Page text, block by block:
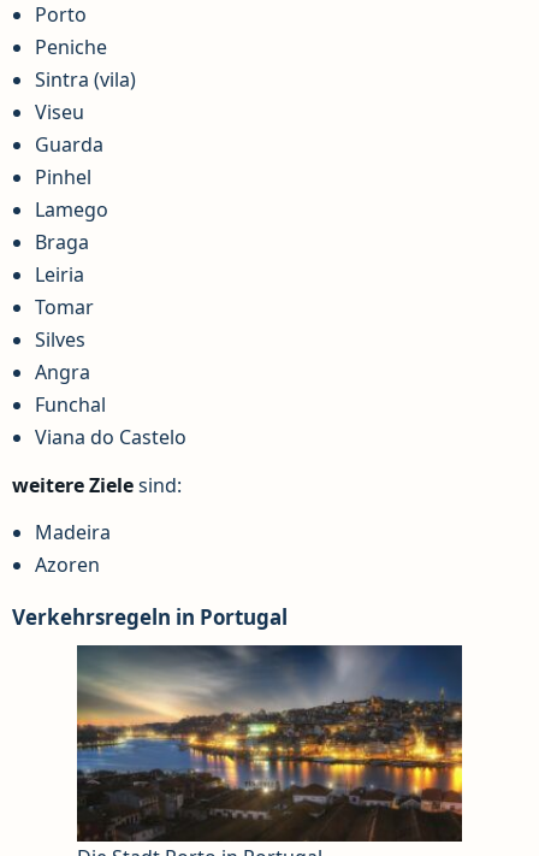
Porto
Peniche
Sintra (vila)
Viseu
Guarda
Pinhel
Lamego
Braga
Leiria
Tomar
Silves
Angra
Funchal
Viana do Castelo
weitere Zielesind:
Madeira
Azoren
Verkehrsregeln in Portugal